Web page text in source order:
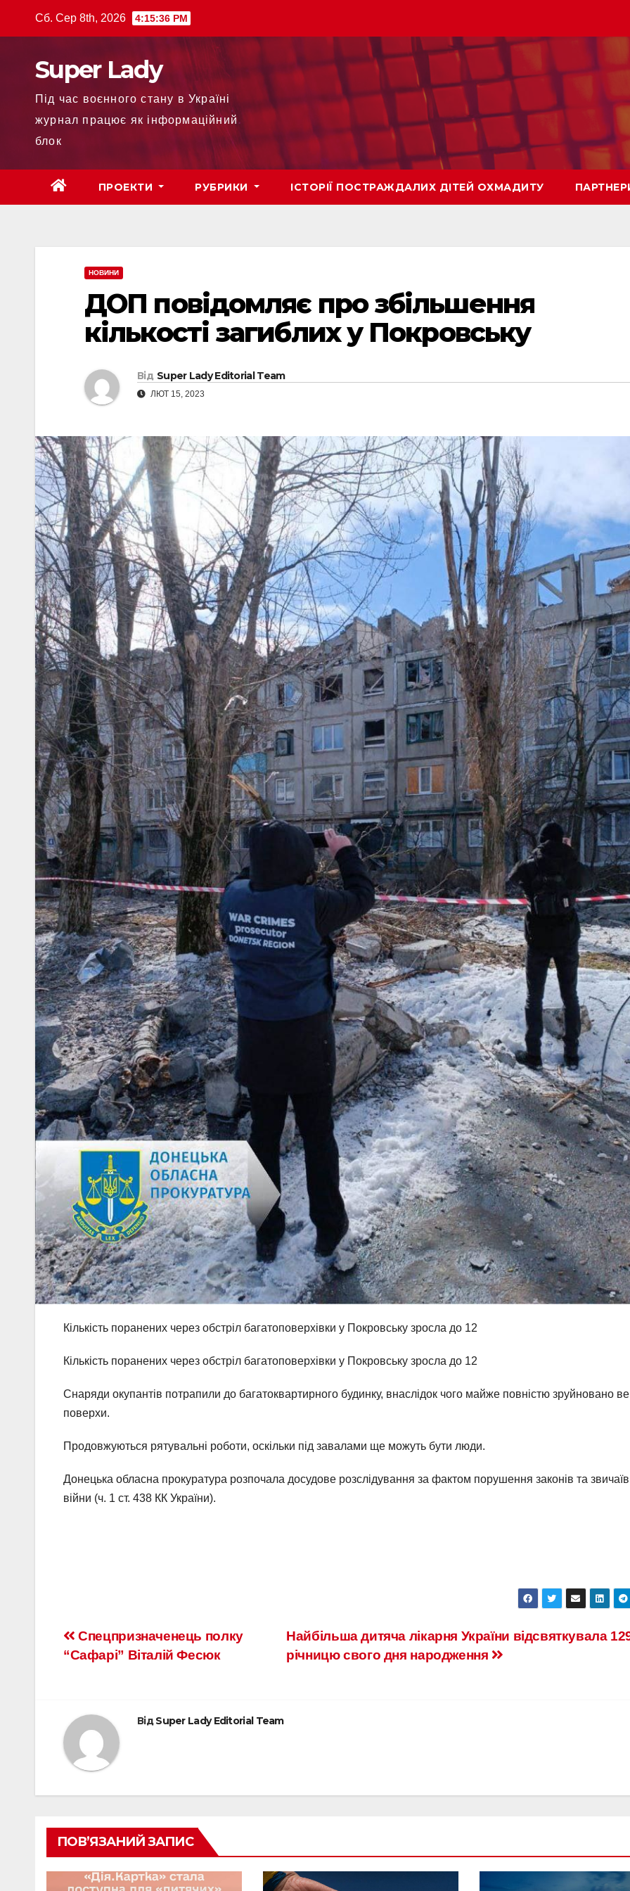
Сб. Сер 8th, 2026 4:15:37 PM
Super Lady
Під час воєнного стану в Україні
журнал працює як інформаційний
блок
ПРОЕКТИ РУБРИКИ ІСТОРІЇ ПОСТРАЖДАЛИХ ДІТЕЙ ОХМАДИТУ
НОВИНИ
ДОП повідомляє про збільшення
кількості загиблих у Покровську
Від Super Lady Editorial Team
ЛЮТ 15, 2023
Кількість поранених через обстріл багатоповерхівки у Покровську зросла до 12
Кількість поранених через обстріл багатоповерхівки у Покровську зросла до 12
Снаряди окупантів потрапили до багатоквартирного будинку, внаслідок чого майже повністю зруйновано
поверхи.
Продовжуються рятувальні роботи, оскільки під завалами ще можуть бути люди.
Донецька обласна прокуратура розпочала досудове розслідування за фактом порушення законів та звичаїв
війни (ч. 1 ст. 438 КК України).
​​Найбільша дитяча лікарня України відсвяткувала
річницю свого дня народження
Спецпризначенець полку
“Сафарі” Віталій Фесюк
ВідSuper Lady Editorial Team
ПОВ’ЯЗАНИЙ ЗАПИС